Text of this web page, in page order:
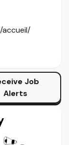
Job
Alerts